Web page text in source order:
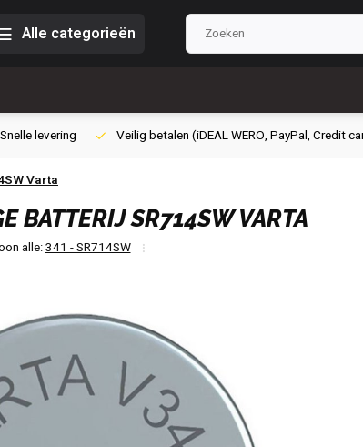
Alle categorieën
Snelle levering Veilig betalen (iDEAL WERO, PayPal, Credit
Varta
BATTERIJ SR714SW VARTA
alle:341 - SR714SW